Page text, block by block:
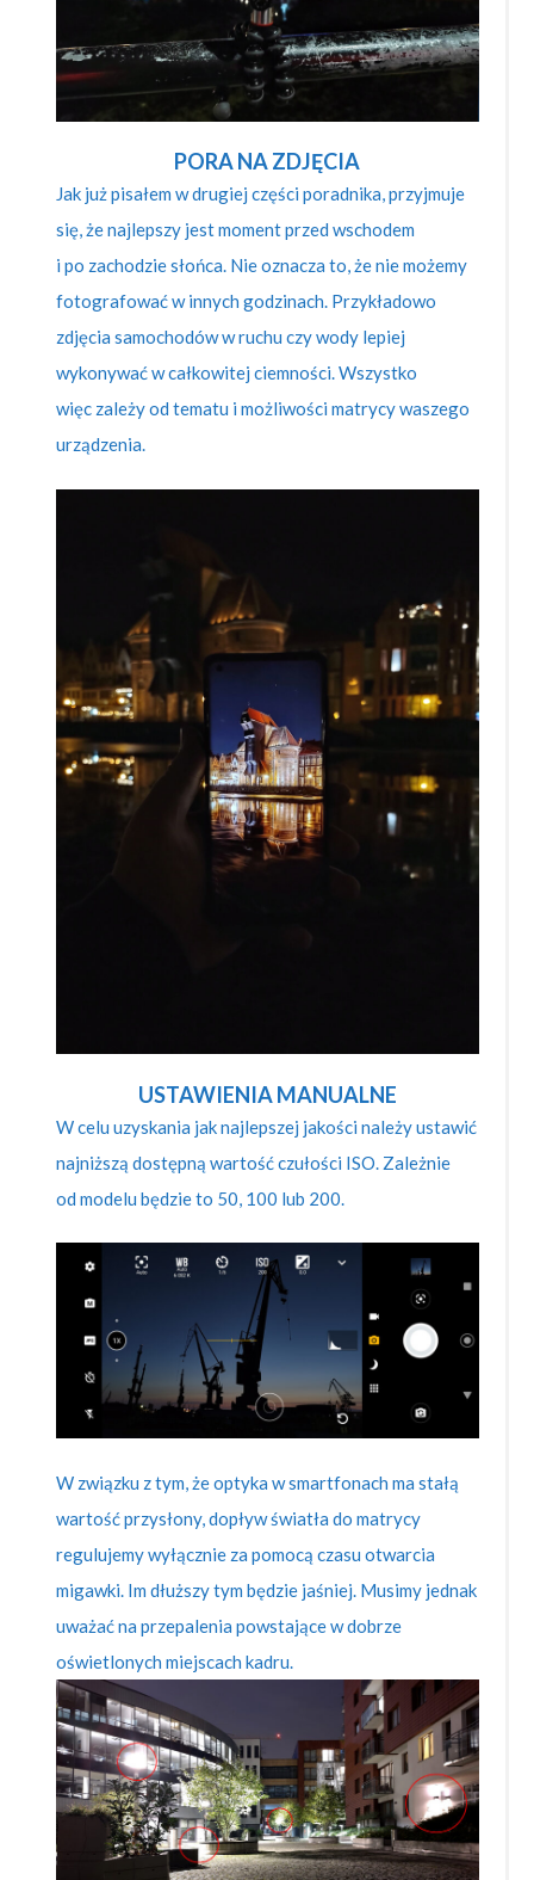
PORA NA ZDJĘCIA
Jak już pisałem w drugiej części poradnika, przyjmuje
się, że najlepszy jest moment przed wschodem
i po zachodzie słońca. Nie oznacza to, że nie możemy
fotografować w innych godzinach. Przykładowo
zdjęcia samochodów w ruchu czy wody lepiej
wykonywać w całkowitej ciemności. Wszystko
więc zależy od tematu i możliwości matrycy waszego
urządzenia.
USTAWIENIA MANUALNE
W celu uzyskania jak najlepszej jakości należy ustawić
najniższą dostępną wartość czułości ISO. Zależnie
od modelu będzie to 50, 100 lub 200.
W związku z tym, że optyka w smartfonach ma stałą
wartość przysłony, dopływ światła do matrycy
regulujemy wyłącznie za pomocą czasu otwarcia
migawki. Im dłuższy tym będzie jaśniej. Musimy jednak
uważać na przepalenia powstające w dobrze
oświetlonych miejscach kadru.